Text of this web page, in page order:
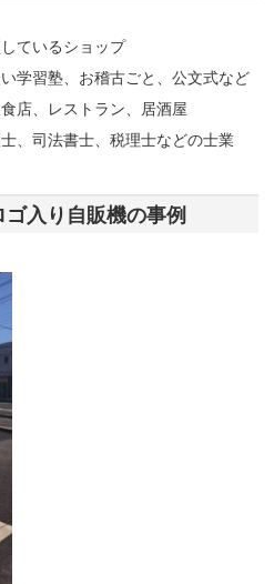
ているショップ
学習塾、お稽古ごと、公文式など
店、レストラン、居酒屋
、司法書士、税理士などの士業
入り自販機の事例